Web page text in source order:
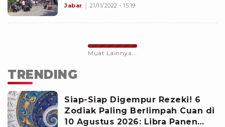
Jabar 21/11/2022 - 15:19
Muat Lainnya...
TRENDING
Siap-Siap Digempur Rezeki! 6
Zodiak Paling Berlimpah Cuan di
10 Agustus 2026: Libra Panen